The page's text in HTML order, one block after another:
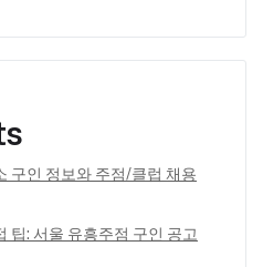
구인 정보와 주점/클럽 채용
팁: 서울 유흥주점 구인 공고